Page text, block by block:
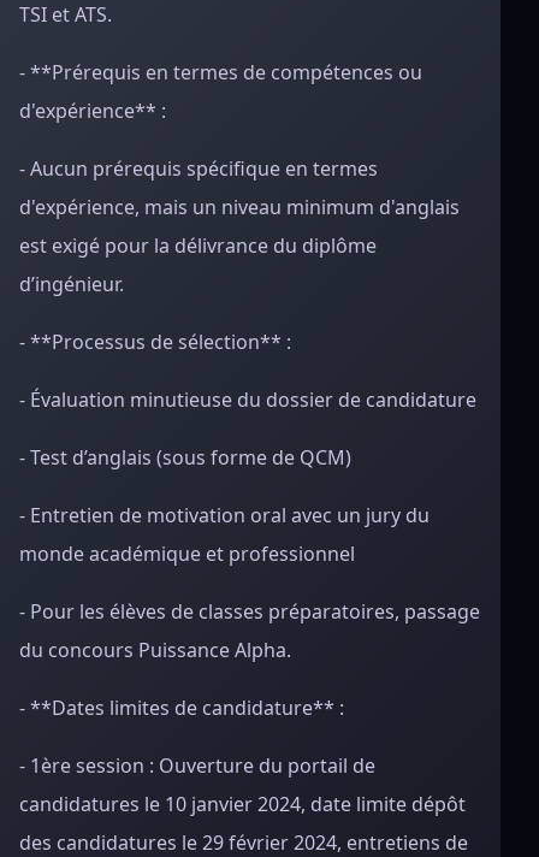
TSI et ATS.
- **Prérequis en termes de compétences ou
d'expérience** :
- Aucun prérequis spécifique en termes
d'expérience, mais un niveau minimum d'anglais
est exigé pour la délivrance du diplôme
d’ingénieur.
- **Processus de sélection** :
- Évaluation minutieuse du dossier de candidature
- Test d’anglais (sous forme de QCM)
- Entretien de motivation oral avec un jury du
monde académique et professionnel
- Pour les élèves de classes préparatoires, passage
du concours Puissance Alpha.
- **Dates limites de candidature** :
- 1ère session : Ouverture du portail de
candidatures le 10 janvier 2024, date limite dépôt
des candidatures le 29 février 2024, entretiens de